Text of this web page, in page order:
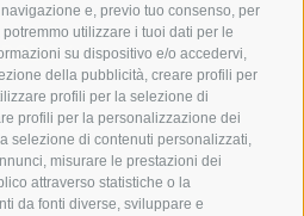
e, previo tuo consenso, per
utilizzare i tuoi dati per le
su dispositivo e/o accedervi,
della pubblicità, creare profili per
profili per la selezione di
profili per la personalizzazione dei
selezione di contenuti personalizzati,
misurare le prestazioni dei
attraverso statistiche o la
da fonti diverse, sviluppare e
POLICY
POLICY
POLICY
SICURI